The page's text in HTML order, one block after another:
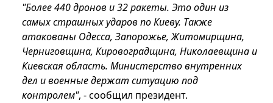
"Более 440 дронов и 32 ракеты. Это один из
самых страшных ударов по Киеву. Также
атакованы Одесса, Запорожье, Житомирщина,
Черниговщина, Кировоградщина, Николаевщина и
Киевская область. Министерство внутренних
дел и военные держат ситуацию под
контролем", - сообщил президент.